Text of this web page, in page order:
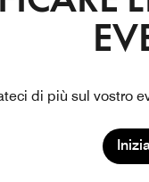
di più sul vostro